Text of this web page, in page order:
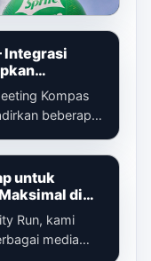
ident...
Integrasi
Kompas
beberapa
untuk
di
Run, kami
media